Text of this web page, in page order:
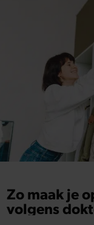
Zo maak je
volgens